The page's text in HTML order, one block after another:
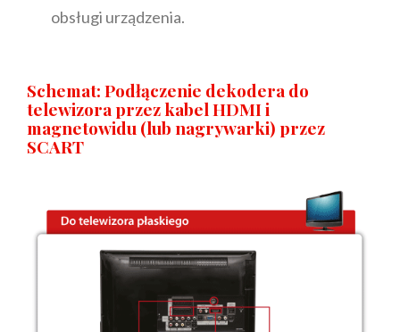
obsługi urządzenia.
Schemat: Podłączenie dekodera do
telewizora przez kabel HDMI i
magnetowidu (lub nagrywarki) przez
SCART